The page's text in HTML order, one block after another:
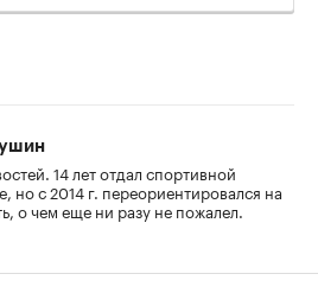
14 лет отдал спортивной
но с 2014 г. переориентировался на
о чем еще ни разу не пожалел.